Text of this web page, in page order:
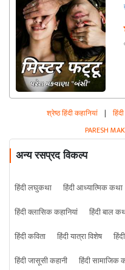
श्रेष्ठ हिंदी कहानियां |
PARESH
अन्य रसप्रद विकल्प
हिंदी लघुकथा हिंदी आध्यात्मिक कथा
हिंदी क्लासिक कहानियां
हिंदी बाल
हिंदी कविता
हिंदी यात्रा विशेष
हिंदी जासूसी कहानी
हिंदी सामाजिक